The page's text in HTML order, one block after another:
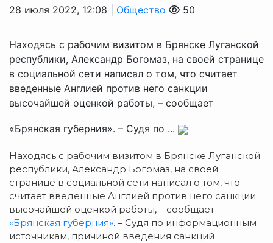
28 июля 2022, 12:08 | Общество 50
Находясь с рабочим визитом в Брянске Луганской
республики, Александр Богомаз, на своей странице
в социальной сети написал о том, что считает
введенные Англией против него санкции
высочайшей оценкой работы, – сообщает
«Брянская губерния». – Судя по ...
Находясь с рабочим визитом в Брянске Луганской
республики, Александр Богомаз, на своей
странице в социальной сети написал о том, что
считает введенные Англией против него санкции
высочайшей оценкой работы, – сообщает
«Брянская губерния». – Судя по информационным
источникам, причиной введения санкций